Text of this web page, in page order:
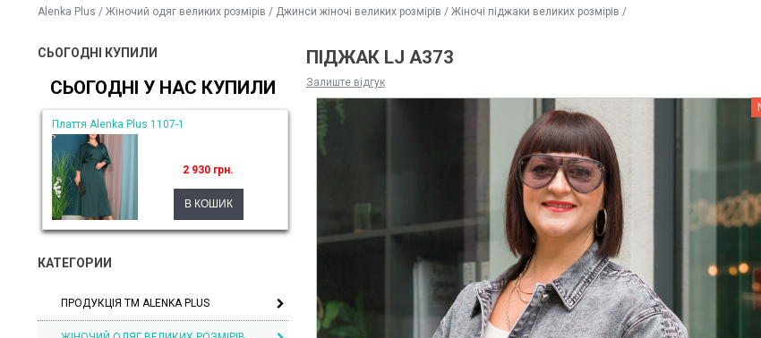
Alenka Plus / Жіночий одяг великих розмірів / Джинси жіночі великих розмірів / Жіночі піджаки великих розмірів /
СЬОГОДНІ КУПИЛИ
СЬОГОДНІ У НАС КУПИЛИ
Плаття Alenka Plus 1107-1
2 930 грн.
КАТЕГОРИИ
ПРОДУКЦІЯ ТМ ALENKA PLUS
ПІДЖАК LJ A373
Залиште відгук